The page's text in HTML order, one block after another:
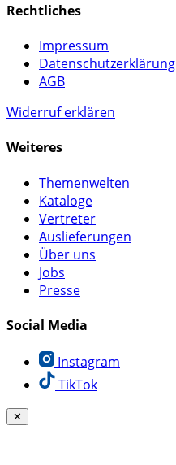
Rechtliches
Impressum
Datenschutzerklärung
AGB
Widerruf erklären
Weiteres
Themenwelten
Kataloge
Vertreter
Auslieferungen
Über uns
Jobs
Presse
Social Media
Instagram
TikTok
✕